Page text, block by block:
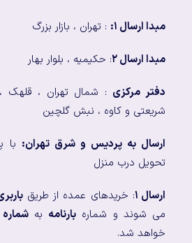
مبدا ارسال ۱: : تهران ، بازار بزرگ
مبدا ارسال ۲ : حکیمیه ، بلوار بهار
دفتر مرکزی : شمال تهران ، قلهک
شریعتی و کاوه ، نبش گلچین
ارسال به پردیس و شرق تهران:
تحویل درب منزل
ارسال ۱ : خریدهای عمده از طریق
می شوند و شماره بارنامه به
خواهد شد.